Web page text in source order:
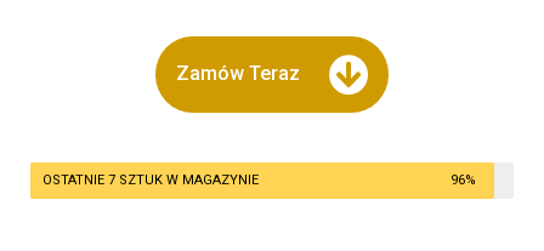
Zamów Teraz
OSTATNIE 7 SZTUK W MAGAZYNIE 96%